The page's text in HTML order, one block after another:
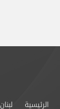
الرئيسية لبنان